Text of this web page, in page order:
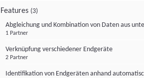
Features (3)
Abgleichung und Kombination von Daten aus
1 Partner
Verknüpfung verschiedener Endgeräte
2 Partner
Identifikation von Endgeräten anhand